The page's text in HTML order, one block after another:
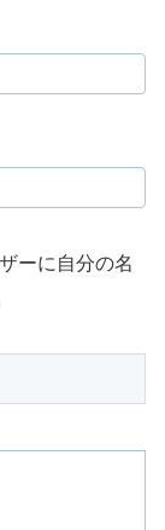
ーに自分の名